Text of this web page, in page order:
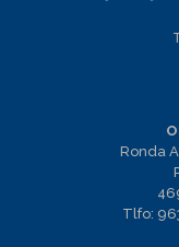
Ronda
Tlfo: